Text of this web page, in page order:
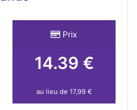
Prix
14.39 €
au lieu de 17,99 €